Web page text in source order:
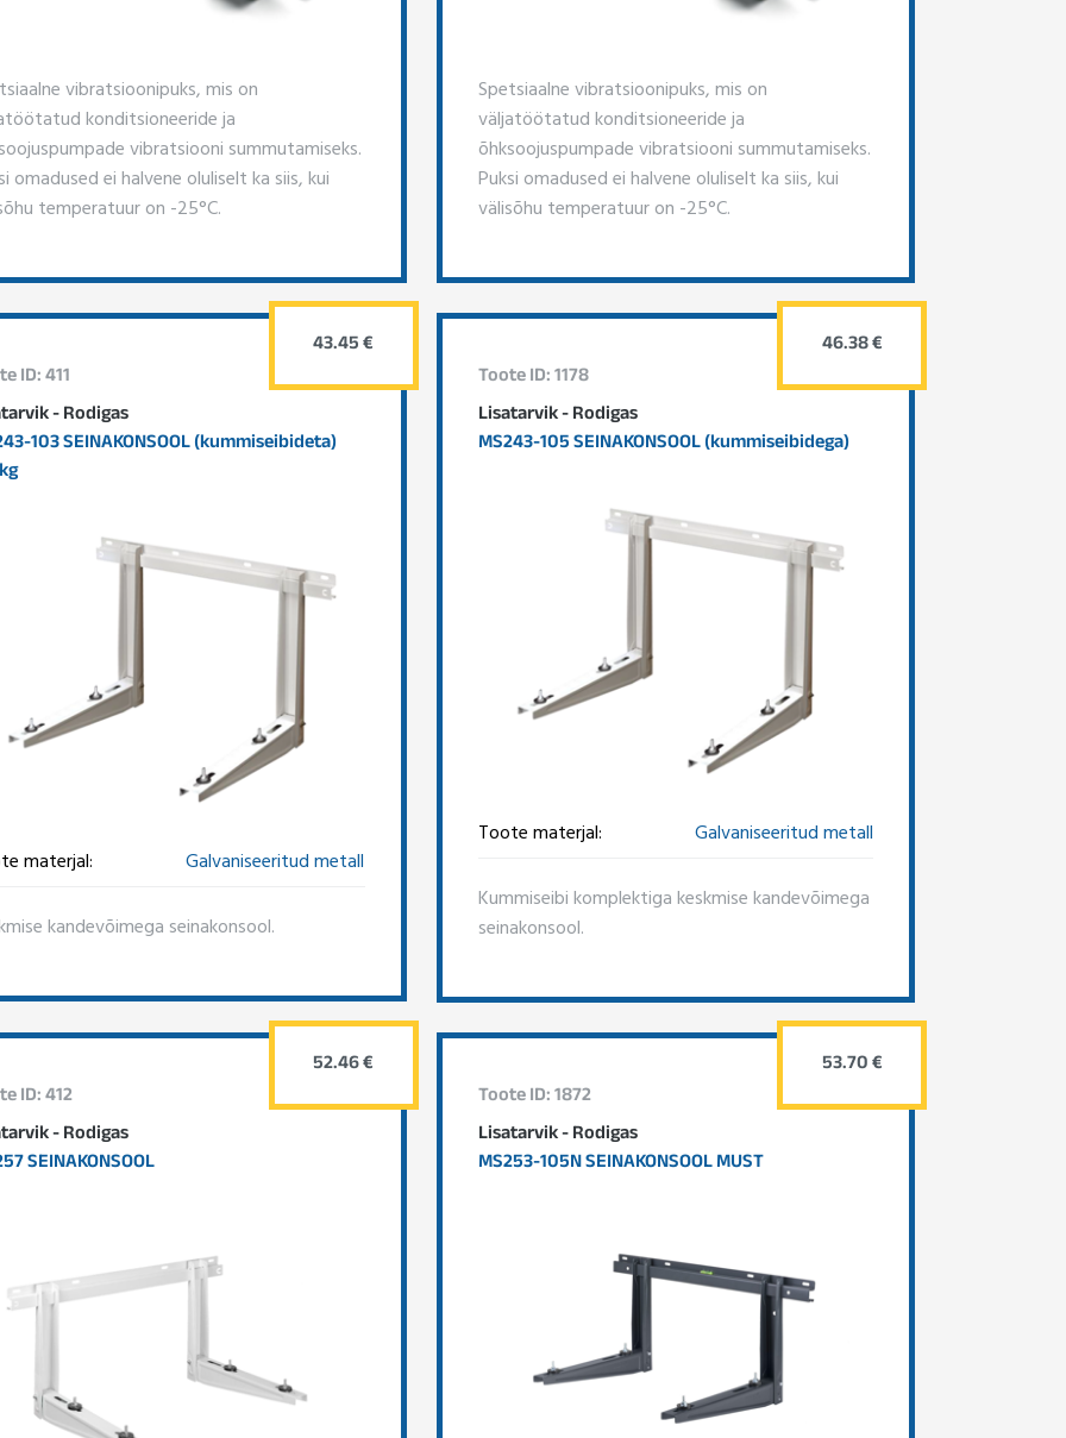
vibratsioonipuks, mis on
konditsioneeride ja
vibratsiooni summutamiseks.
omadused ei halvene oluliselt ka siis, kui
temperatuur on -25°C.
Spetsiaalne vibratsioonipuks, mis on
väljatöötatud konditsioneeride ja
õhksoojuspumpade vibratsiooni summutamiseks.
Puksi omadused ei halvene oluliselt ka siis, kui
välisõhu temperatuur on -25°C.
ID: 411
- Rodigas
103 SEINAKONSOOL (kummiseibideta)
materjal: Galvaniseeritud metall
kandevõimega seinakonsool.
43.45 €
Toote ID: 1178
Lisatarvik - Rodigas
MS243-105 SEINAKONSOOL (kummiseibidega)
Toote materjal: Galvaniseeritud metall
Kummiseibi komplektiga keskmise kandevõimega
seinakonsool.
46.38 €
ID: 412
- Rodigas
SEINAKONSOOL
52.46 €
Toote ID: 1872
Lisatarvik - Rodigas
MS253-105N SEINAKONSOOL MUST
53.70 €